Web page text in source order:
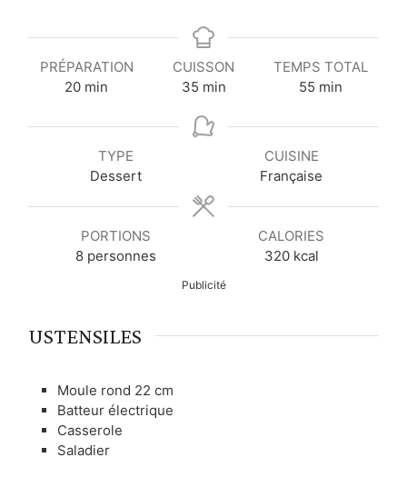
PRÉPARATION
20m
n
s
min
CUISSON
35m
n
s
min
TEMPS TOTAL
55m
n
t
e
s
min
TYPE
Dessert
CUISINE
Française
PORTIONS
8 personnes
CALORIES
320 kcal
Publicité
USTENSILES
Moule rond 22 cm
Batteur électrique
Casserole
Saladier